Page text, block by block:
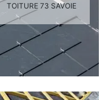
TOITURE 73 SAVOIE